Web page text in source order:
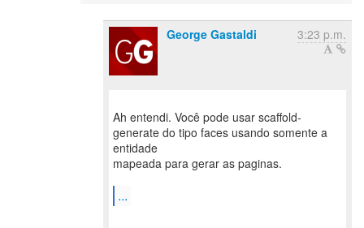
George Gastaldi 3:23 p.m.
Ah entendi. Você pode usar scaffold-
generate do tipo faces usando somente a
entidade
mapeada para gerar as paginas.
...